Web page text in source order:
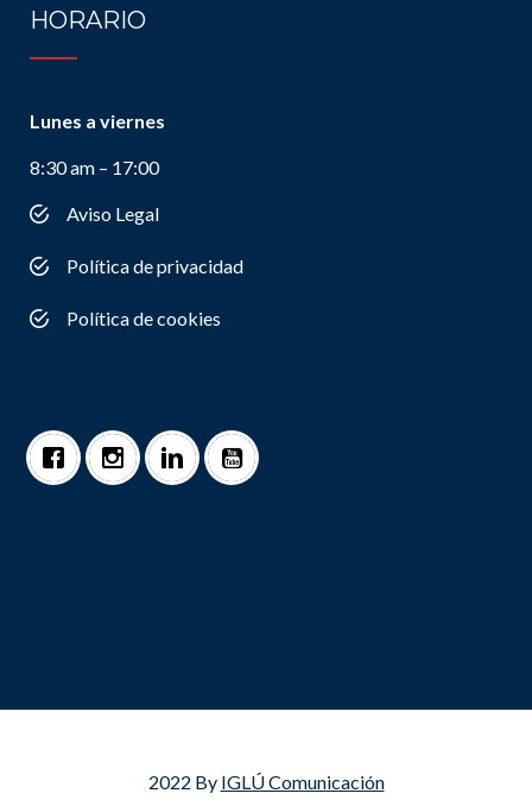
HORARIO
Lunes a viernes
8:30 am – 17:00
Aviso Legal
Política de privacidad
Política de cookies
2022 By IGLÚ Comunicación